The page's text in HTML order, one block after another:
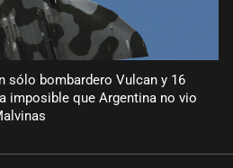
sólo bombardero Vulcan y 16
imposible que Argentina no vio